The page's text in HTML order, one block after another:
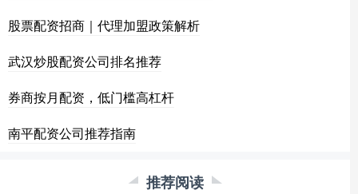
股票配资招商｜代理加盟政策解析
武汉炒股配资公司排名推荐
券商按月配资，低门槛高杠杆
南平配资公司推荐指南
推荐阅读